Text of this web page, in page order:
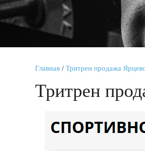
Главная / Тритрен продажа
Тритрен